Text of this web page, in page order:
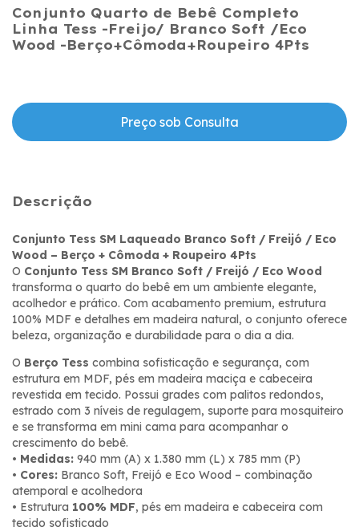
Conjunto Quarto de Bebê Completo
Linha Tess -Freijo/ Branco Soft /Eco
Wood -Berço+Cômoda+Roupeiro 4Pts
Descrição
Conjunto Tess SM Laqueado Branco Soft / Freijó / Eco
Wood – Berço + Cômoda + Roupeiro 4Pts
O Conjunto Tess SM Branco Soft / Freijó / Eco Wood
transforma o quarto do bebê em um ambiente elegante,
acolhedor e prático. Com acabamento premium, estrutura
100% MDF e detalhes em madeira natural, o conjunto oferece
beleza, organização e durabilidade para o dia a dia.
O Berço Tess combina sofisticação e segurança, com
estrutura em MDF, pés em madeira maciça e cabeceira
revestida em tecido. Possui grades com palitos redondos,
estrado com 3 níveis de regulagem, suporte para mosquiteiro
e se transforma em mini cama para acompanhar o
crescimento do bebê.
• Medidas: 940 mm (A) x 1.380 mm (L) x 785 mm (P)
• Cores: Branco Soft, Freijó e Eco Wood – combinação
atemporal e acolhedora
• Estrutura 100% MDF, pés em madeira e cabeceira com
tecido sofisticado